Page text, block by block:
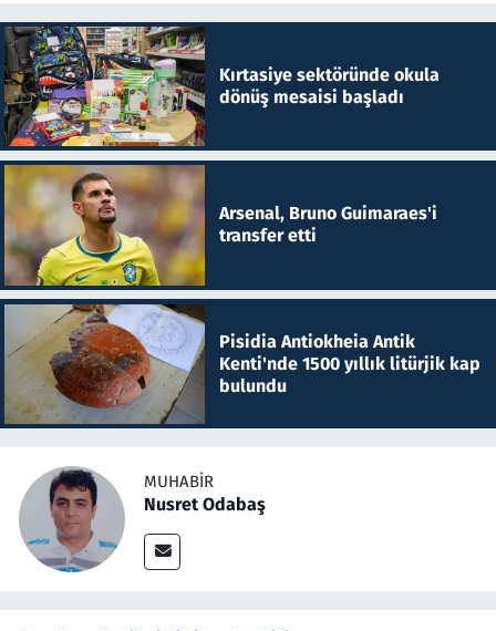
Kırtasiye sektöründe okula
dönüş mesaisi başladı
Arsenal, Bruno Guimaraes'i
transfer etti
Pisidia Antiokheia Antik
Kenti'nde 1500 yıllık litürjik kap
bulundu
MUHABIR
Nusret Odabaş